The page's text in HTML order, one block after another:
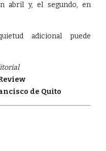
abril y, el segundo, en
adicional puede
de Quito